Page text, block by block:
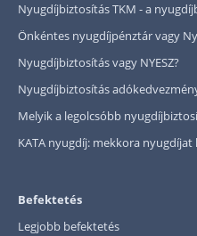
Nyugdíjbiztosítás TKM - a
Önkéntes nyugdíjpénztár vagy
Nyugdíjbiztosítás vagy NYESZ?
Nyugdíjbiztosítás
Melyik a legolcsóbb
KATA nyugdíj: mekkora
Befektetés
Legjobb befektetés